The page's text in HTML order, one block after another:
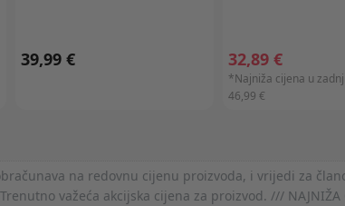
39,99 € 32,89 €
*Najniža cijena u
46,99 €
na redovnu cijenu proizvoda, i vrijedi za
važeća akcijska cijena za proizvod. ///